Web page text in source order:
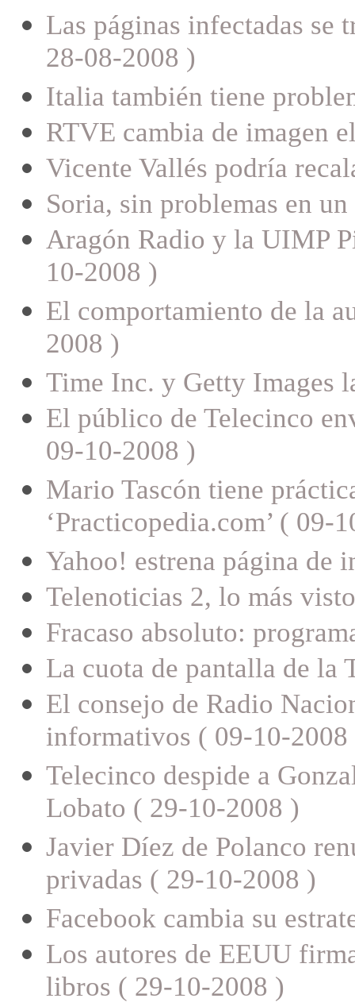
Las páginas infectadas se
28-08-2008 )
Italia también tiene
RTVE cambia de imagen
Vicente Vallés podría
Soria, sin problemas en
Aragón Radio y la UIMP
10-2008 )
El comportamiento de la
2008 )
Time Inc. y Getty Images
El público de Telecinco
09-10-2008 )
Mario Tascón tiene
‘Practicopedia.com’ ( 09-
Yahoo! estrena página de
Telenoticias 2, lo más
Fracaso absoluto:
La cuota de pantalla de
El consejo de Radio
informativos ( 09-10-2008
Telecinco despide a
Lobato ( 29-10-2008 )
Javier Díez de Polanco
privadas ( 29-10-2008 )
Facebook cambia su
Los autores de EEUU
libros ( 29-10-2008 )